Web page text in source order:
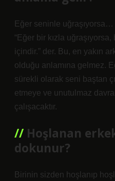
Eğer seninle
“Eğer bir kızla
içindir.” der. Bu, en yakın
olduğu anlamına gelmez.
sürekli olarak seni baştan
etmeye ve unutulmaz
çalışacaktır.
Hoşlanan
dokunur?
Birinin sizden hoşlanıp